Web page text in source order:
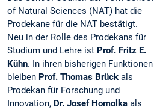
of Natural Sciences (NAT) hat die
Prodekane für die NAT bestätigt.
Neu in der Rolle des Prodekans für
Studium und Lehre ist Prof. Fritz E.
Kühn. In ihren bisherigen Funktionen
bleiben Prof. Thomas Brück als
Prodekan für Forschung und
Innovation, Dr. Josef Homolka als